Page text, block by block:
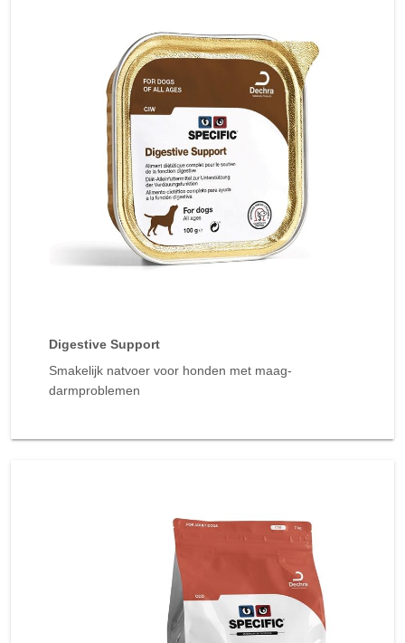
Digestive Support
Smakelijk natvoer voor honden met maag-
darmproblemen